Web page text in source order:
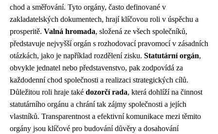
chod a směřování. Tyto orgány, často definované v
zakladatelských dokumentech, hrají klíčovou roli v úspěchu a
prosperitě. Valná hromada, složená ze všech společníků,
představuje nejvyšší orgán s rozhodovací pravomocí v zásadních
otázkách, jako je například rozdělení zisku. Statutární orgán,
obvykle jednatel nebo představenstvo, pak zodpovídá za
každodenní chod společnosti a realizaci strategických cílů.
Důležitou roli hraje také dozorčí rada, která dohlíží na činnost
statutárního orgánu a chrání tak zájmy společnosti a jejích
vlastníků. Transparentnost a efektivní komunikace mezi těmito
orgány jsou klíčové pro budování důvěry a dosahování